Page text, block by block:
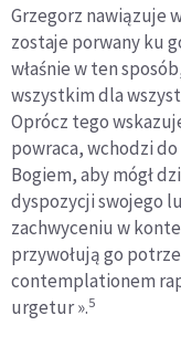
Grzegorz nawiązuje
zostaje porwany ku
właśnie w ten
wszystkim dla
Oprócz tego
powraca, wchodzi
Bogiem, aby mógł
dyspozycji swojego
zachwyceniu w
przywołują go
contemplationem
urgetur ».5